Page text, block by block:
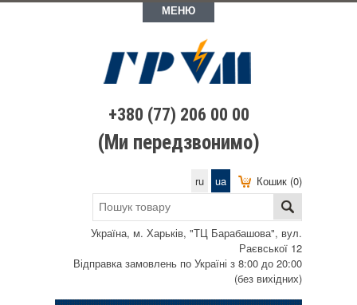
МЕНЮ
+380 (77) 206 00 00
(Ми передзвонимо)
Кошик (0)
ru ua
Україна, м. Харьків, "ТЦ Барабашова", вул.
Раєвської 12
Відправка замовлень по Україні з 8:00 до 20:00
(без вихідних)